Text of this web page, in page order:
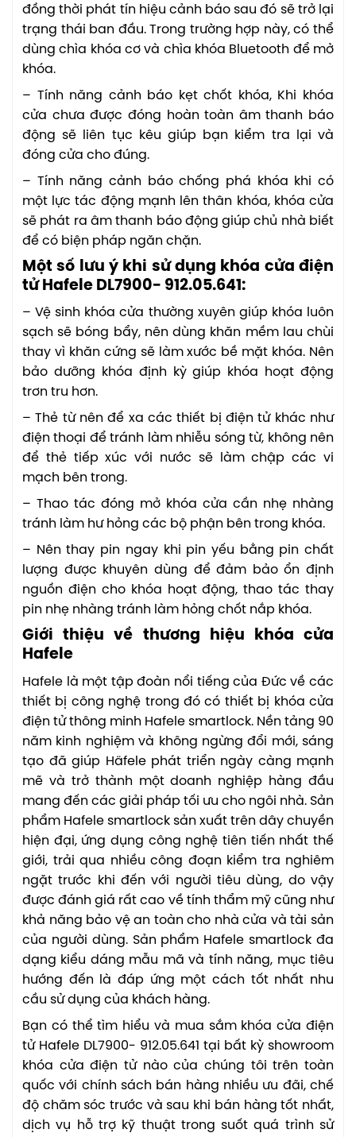
đồng thời phát tín hiệu cảnh báo sau đó sẽ trở lại
trạng thái ban đầu. Trong trường hợp này, có thể
dùng chìa khóa cơ và chìa khóa Bluetooth để mở
khóa.
– Tính năng cảnh báo kẹt chốt khóa, Khi khóa
cửa chưa được đóng hoàn toàn âm thanh báo
động sẽ liên tục kêu giúp bạn kiểm tra lại và
đóng cửa cho đúng.
– Tính năng cảnh báo chống phá khóa khi có
một lực tác động mạnh lên thân khóa, khóa cửa
sẽ phát ra âm thanh báo động giúp chủ nhà biết
để có biện pháp ngăn chặn.
Một số lưu ý khi sử dụng khóa cửa điện
tử Hafele DL7900- 912.05.641:
– Vệ sinh khóa cửa thường xuyên giúp khóa luôn
sạch sẽ bóng bẩy, nên dùng khăn mềm lau chùi
thay vì khăn cứng sẽ làm xước bề mặt khóa. Nên
bảo dưỡng khóa định kỳ giúp khóa hoạt động
trơn tru hơn.
– Thẻ từ nên để xa các thiết bị điện tử khác như
điện thoại để tránh làm nhiễu sóng từ, không nên
để thẻ tiếp xúc với nước sẽ làm chập các vi
mạch bên trong.
– Thao tác đóng mở khóa cửa cần nhẹ nhàng
tránh làm hư hỏng các bộ phận bên trong khóa.
– Nên thay pin ngay khi pin yếu bằng pin chất
lượng được khuyên dùng để đảm bảo ổn định
nguồn điện cho khóa hoạt động, thao tác thay
pin nhẹ nhàng tránh làm hỏng chốt nắp khóa.
Giới thiệu về thương hiệu khóa cửa
Hafele
Hafele là một tập đoàn nổi tiếng của Đức về các
thiết bị công nghệ trong đó có thiết bị khóa cửa
điện tử thông minh Hafele smartlock. Nền tảng 90
năm kinh nghiệm và không ngừng đổi mới, sáng
tạo đã giúp Häfele phát triển ngày càng mạnh
mẽ và trở thành một doanh nghiệp hàng đầu
mang đến các giải pháp tối ưu cho ngôi nhà. Sản
phẩm Hafele smartlock sản xuất trên dây chuyền
hiện đại, ứng dụng công nghệ tiên tiến nhất thế
giới, trải qua nhiều công đoạn kiểm tra nghiêm
ngặt trước khi đến với người tiêu dùng, do vậy
được đánh giá rất cao về tính thẩm mỹ cũng như
khả năng bảo vệ an toàn cho nhà cửa và tài sản
của người dùng. Sản phẩm Hafele smartlock đa
dạng kiểu dáng mẫu mã và tính năng, mục tiêu
hướng đến là đáp ứng một cách tốt nhất nhu
cầu sử dụng của khách hàng.
Bạn có thể tìm hiểu và mua sắm khóa cửa điện
tử Hafele DL7900- 912.05.641 tại bất kỳ showroom
khóa cửa điện tử nào của chúng tôi trên toàn
quốc với chính sách bán hàng nhiều ưu đãi, chế
độ chăm sóc trước và sau khi bán hàng tốt nhất,
dịch vụ hỗ trợ kỹ thuật trong suốt quá trình sử